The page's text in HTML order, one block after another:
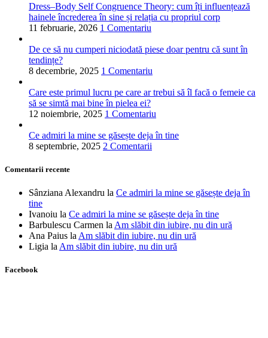
Dress–Body Self Congruence Theory: cum îți influențează
hainele încrederea în sine și relația cu propriul corp
11 februarie, 2026 1 Comentariu
De ce să nu cumperi niciodată piese doar pentru că sunt în
tendințe?
8 decembrie, 2025 1 Comentariu
Care este primul lucru pe care ar trebui să îl facă o femeie ca
să se simtă mai bine în pielea ei?
12 noiembrie, 2025 1 Comentariu
Ce admiri la mine se găsește deja în tine
8 septembrie, 2025 2 Comentarii
Comentarii recente
Sânziana Alexandru la Ce admiri la mine se găsește deja în
tine
Ivanoiu la Ce admiri la mine se găsește deja în tine
Barbulescu Carmen la Am slăbit din iubire, nu din ură
Ana Paius la Am slăbit din iubire, nu din ură
Ligia la Am slăbit din iubire, nu din ură
Facebook